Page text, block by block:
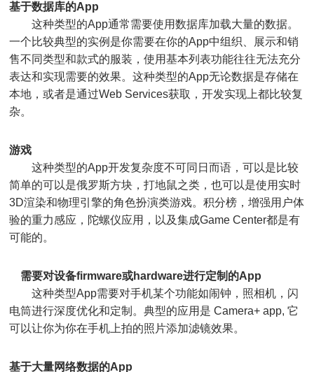
基于数据库的App
这种类型的App通常需要使用数据库加载大量的数据。
一个比较典型的实例是你需要在你的App中组织、展示和销
售不同类型和款式的服装，使用基本列表功能往往无法充分
表达和实现需要的效果。这种类型的App无论数据是存储在
本地，或者是通过Web Services获取，开发实现上都比较复
杂。
游戏
这种类型的App开发复杂度不可同日而语，可以是比较
简单的可以是俄罗斯方块，打地鼠之类，也可以是使用实时
3D渲染和物理引擎的角色扮演类游戏。积分榜，增强用户体
验的重力感应，陀螺仪应用，以及集成Game Center都是有
可能的。
需要对设备firmware或hardware进行定制的App
这种类型App需要对手机某个功能如闹钟，照相机，闪
电筒进行深度优化和定制。典型的应用是 Camera+ app, 它
可以让你为你在手机上拍的照片添加滤镜效果。
基于大量网络数据的App